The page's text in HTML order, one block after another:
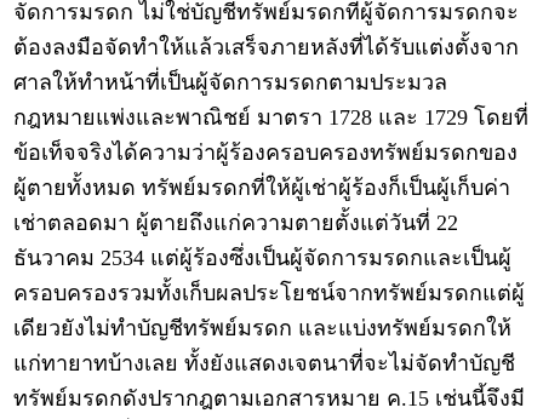
จัดการมรดก ไม่ใช่บัญชีทรัพย์มรดกที่ผู้จัดการมรดกจะ
ต้องลงมือจัดทำให้แล้วเสร็จภายหลังที่ได้รับแต่งตั้งจาก
ศาลให้ทำหน้าที่เป็นผู้จัดการมรดกตามประมวล
กฎหมายแพ่งและพาณิชย์ มาตรา 1728 และ 1729 โดยที่
ข้อเท็จจริงได้ความว่าผู้ร้องครอบครองทรัพย์มรดกของ
ผู้ตายทั้งหมด ทรัพย์มรดกที่ให้ผู้เช่าผู้ร้องก็เป็นผู้เก็บค่า
เช่าตลอดมา ผู้ตายถึงแก่ความตายตั้งแต่วันที่ 22
ธันวาคม 2534 แต่ผู้ร้องซึ่งเป็นผู้จัดการมรดกและเป็นผู้
ครอบครองรวมทั้งเก็บผลประโยชน์จากทรัพย์มรดกแต่ผู้
เดียวยังไม่ทำบัญชีทรัพย์มรดก และแบ่งทรัพย์มรดกให้
แก่ทายาทบ้างเลย ทั้งยังแสดงเจตนาที่จะไม่จัดทำบัญชี
ทรัพย์มรดกดังปรากฎตามเอกสารหมาย ค.15 เช่นนี้จึงมี